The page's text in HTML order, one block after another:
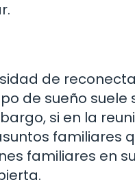
de
de sueño suele
si en la
familiares
familiares en